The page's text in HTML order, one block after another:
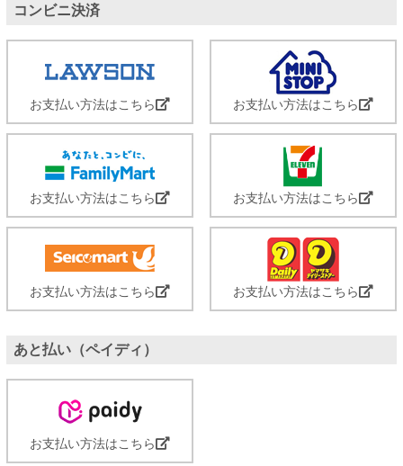
コンビニ決済
お支払い方法はこちら お支払い方法はこちら
お支払い方法はこちら お支払い方法はこちら
お支払い方法はこちら お支払い方法はこちら
あと払い（ペイディ）
お支払い方法はこちら